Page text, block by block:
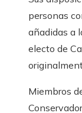
personas
añadidas a
electo de
Miembros